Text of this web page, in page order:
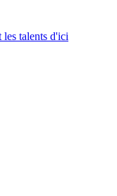
les talents d'ici